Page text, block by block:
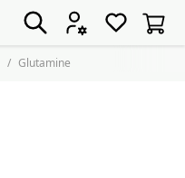
Glutamine